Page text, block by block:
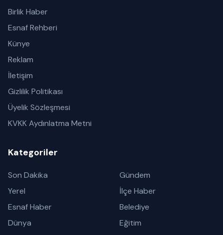
Birlik Haber
Esnaf Rehberi
Künye
Reklam
İletişim
Gizlilik Politikası
Üyelik Sözleşmesi
KVKK Aydınlatma Metni
Kategoriler
Son Dakika
Gündem
Yerel
İlçe Haber
Esnaf Haber
Belediye
Dünya
Eğitim